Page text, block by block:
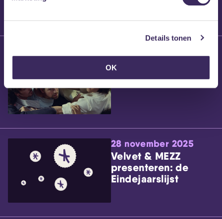
Details tonen
OKWillem’s Blog: Ão
28 november 2025
Velvet & MEZZ
presenteren: de
Eindejaarslijst